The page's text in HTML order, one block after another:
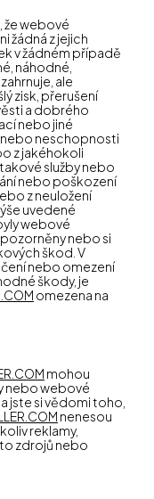
že webové
žádná z jejich
v žádném případě
náhodné,
ale
zisk, přerušení
a dobrého
nebo jiné
neschopnosti
z jakéhokoli
služby nebo
nebo poškození
z neuložení
uvedené
webové
nebo si
škod. V
nebo omezení
škody, je
omezena na
mohou
nebo webové
jste si vědomi toho,
nenesou
reklamy,
zdrojů nebo